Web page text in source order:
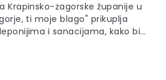
Krapinsko-zagorske županije u
ti moje blago" prikuplja
i sanacijama, kako bi